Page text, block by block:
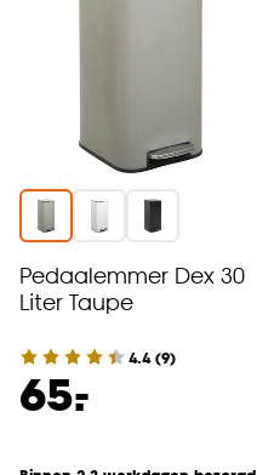
Pedaalemmer Dex 30
Liter Taupe
4.4(9)
65.
-